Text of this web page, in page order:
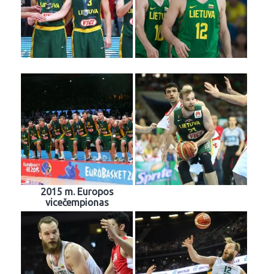
2015 m. Europos
vicečempionas